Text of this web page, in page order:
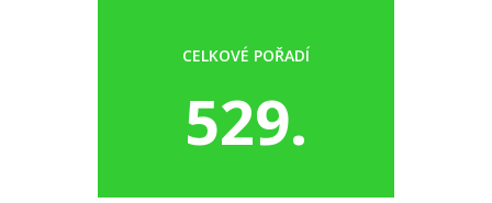
CELKOVÉ POŘADÍ
529.